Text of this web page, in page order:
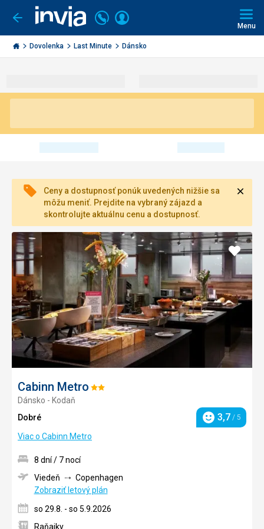
Ísť
späť
Invia.sk
Volajte
+421
2
3221
Prihlásiť
Menu
Dovolenka Last Minute Dánsko
Ceny a dostupnosť ponúk uvedených nižšie sa
môžu meniť. Prejdite na vybraný zájazd a
skontrolujte aktuálnu cenu a dostupnosť.
Cabinn Metro Hodnotenie:
Dánsko - Kodaň
Dobré
Hodnotenie
3,7 / 5
Viac o Cabinn Metro
Pridať
do
8 dní / 7 nocí
Viedeň
Copenhagen
Zobraziť letový plán
so 29.8. - so 5.9.2026
Raňajky